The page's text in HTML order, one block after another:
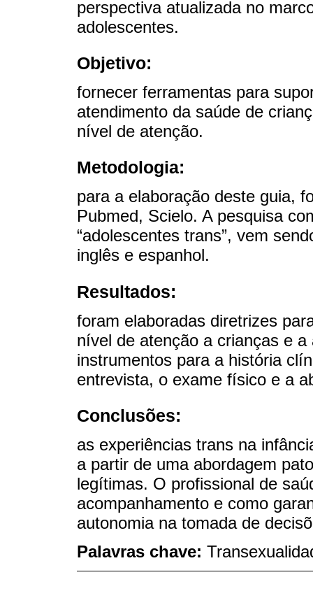
perspectiva atualizada no
adolescentes.
Objetivo:
fornecer ferramentas para
atendimento da saúde de
nível de atenção.
Metodologia:
para a elaboração deste guia,
Pubmed, Scielo. A pesquisa
“adolescentes trans”, vem
inglês e espanhol.
Resultados:
foram elaboradas diretrizes
nível de atenção a crianças e
instrumentos para a história
entrevista, o exame físico e a
Conclusões:
as experiências trans na
a partir de uma abordagem
legítimas. O profissional de
acompanhamento e como
autonomia na tomada de
Palavras chave: